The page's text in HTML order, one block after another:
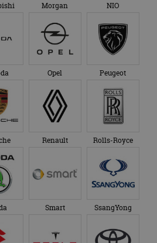
Morgan NIO
Opel Peugeot
Renault Rolls-Royce
Smart SsangYong